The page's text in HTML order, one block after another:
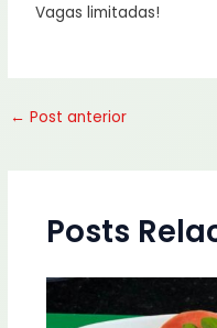
Vagas limitadas!
← Post anterior
Posts